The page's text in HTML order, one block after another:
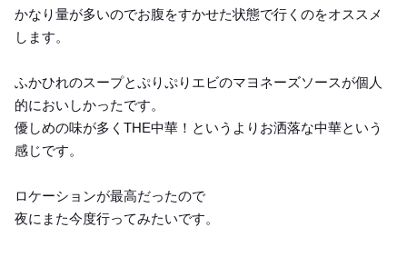
かなり量が多いのでお腹をすかせた状態で行くのをオススメ
します。
ふかひれのスープとぷりぷりエビのマヨネーズソースが個人
的においしかったです。
優しめの味が多くTHE中華！というよりお洒落な中華という
感じです。
ロケーションが最高だったので
夜にまた今度行ってみたいです。